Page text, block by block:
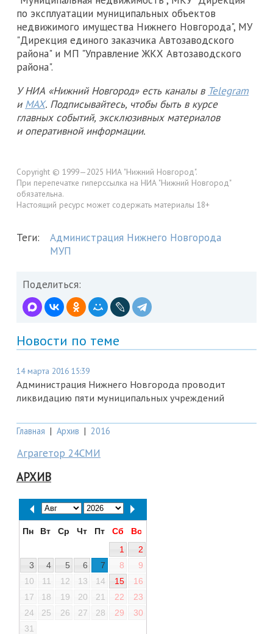
по эксплуатации муниципальных объектов
недвижимого имущества Нижнего Новгорода", МУ
"Дирекция единого заказчика Автозаводского
района" и МП "Управление ЖКХ Автозаводского
района".
У НИА «Нижний Новгород» есть каналы в Telegram
и MAX. Подписывайтесь, чтобы быть в курсе
главных событий, эксклюзивных материалов
и оперативной информации.
Copyright © 1999—2025 НИА "Нижний Новгород".
При перепечатке гиперссылка на НИА "Нижний Новгород"
обязательна.
Настоящий ресурс может содержать материалы 18+
Теги:
Администрация Нижнего Новгорода
МУП
Поделиться:
Новости по теме
14 марта 2016 15:39
Администрация Нижнего Новгорода проводит
ликвидацию пяти муниципальных учреждений
Главная | Архив | 2016
Аграгетор 24СМИ
АРХИВ
Пн Вт Ср Чт Пт Сб
Вс
1
2
3
4 5 6 7 8
9
10
11 12 13 14 15
16
17
18 19 20 21 22
23
24
25 26 27 28 29
30
31